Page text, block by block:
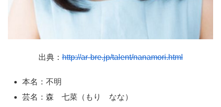
出典：http://ar-bre.jp/talent/nanamori.html
本名：不明
芸名：森 七菜（もり なな）